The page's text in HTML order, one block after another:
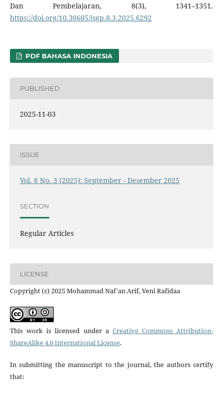
Dan Pembelajaran, 8(3), 1341–1351.
https://doi.org/10.30605/jsgp.8.3.2025.6292
PDF BAHASA INDONESIA
PUBLISHED
2025-11-03
ISSUE
Vol. 8 No. 3 (2025): September - Desember 2025
SECTION
Regular Articles
LICENSE
Copyright (c) 2025 Mohammad Naf'an Arif, Veni Rafidaa
This work is licensed under a Creative Commons Attribution-
ShareAlike 4.0 International License.
In submitting the manuscript to the journal, the authors certify
that: